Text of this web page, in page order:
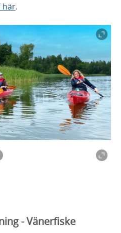
här.
- Vänerfiske